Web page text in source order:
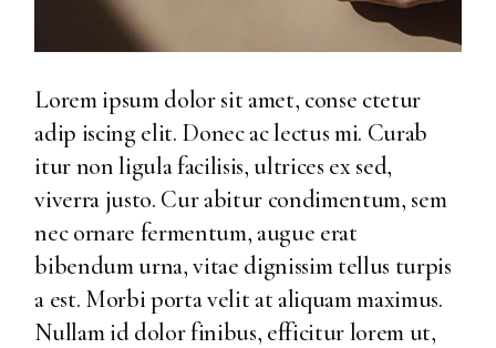
Lorem ipsum dolor sit amet, conse ctetur
adip iscing elit. Donec ac lectus mi. Curab
itur non ligula facilisis, ultrices ex sed,
viverra justo. Cur abitur condimentum, sem
nec ornare fermentum, augue erat
bibendum urna, vitae dignissim tellus turpis
a est. Morbi porta velit at aliquam maximus.
Nullam id dolor finibus, efficitur lorem ut,